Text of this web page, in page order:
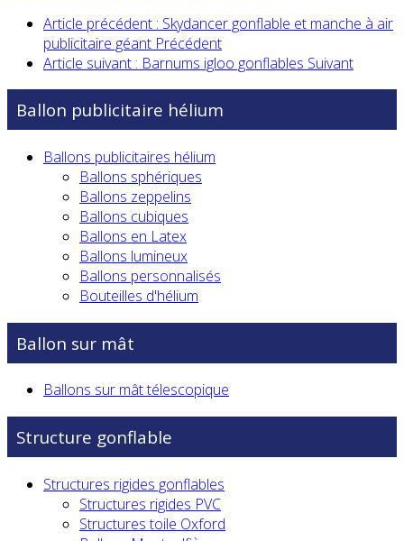
Article précédent : Skydancer gonflable et manche à air
publicitaire géant Précédent
Article suivant : Barnums igloo gonflables Suivant
Ballon publicitaire hélium
Ballons publicitaires hélium
Ballons sphériques
Ballons zeppelins
Ballons cubiques
Ballons en Latex
Ballons lumineux
Ballons personnalisés
Bouteilles d'hélium
Ballon sur mât
Ballons sur mât télescopique
Structure gonflable
Structures rigides gonflables
Structures rigides PVC
Structures toile Oxford